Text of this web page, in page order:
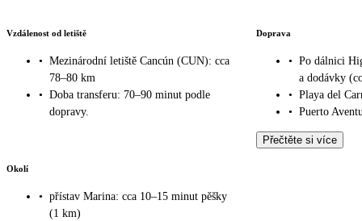
Vzdálenost od letiště
• Mezinárodní letiště Cancún (CUN): cca
78–80 km
• Doba transferu: 70–90 minut podle
dopravy.
Doprava
• Po dálnici
a dodávky
• Playa del
• Puerto
Přečtěte si více
Okolí
• přístav Marina: cca 10–15 minut pěšky
(1 km)